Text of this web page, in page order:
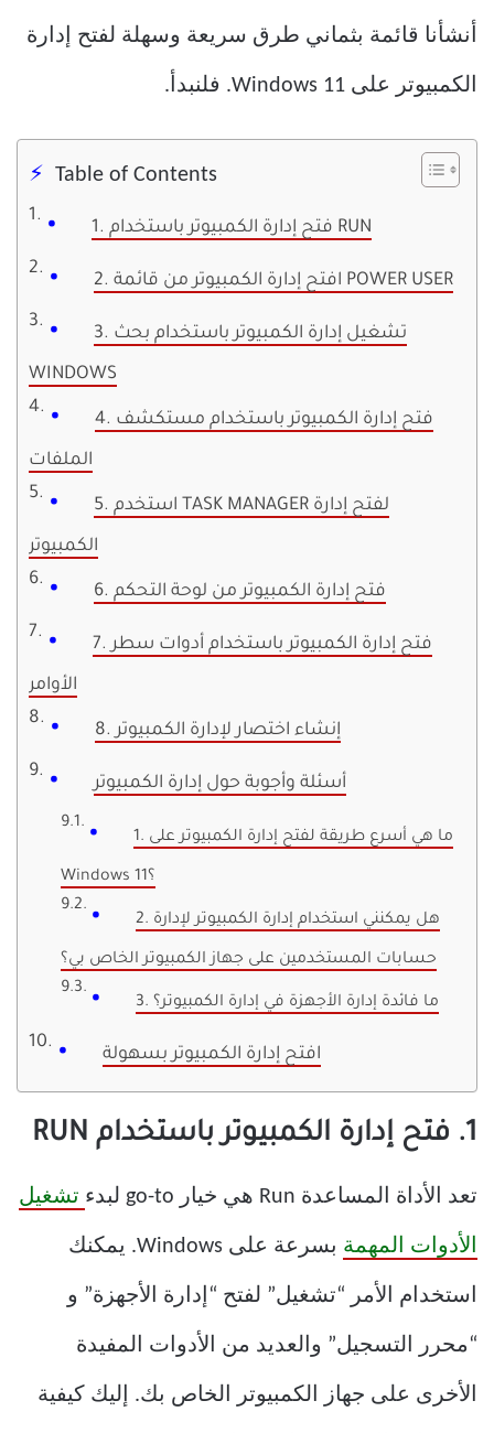
أنشأنا قائمة بثماني طرق سريعة وسهلة لفتح إدارة
الكمبيوتر على Windows 11. فلنبدأ.
Table of Contents
1. فتح إدارة الكمبيوتر باستخدام RUN
2. افتح إدارة الكمبيوتر من قائمة POWER USER
3. تشغيل إدارة الكمبيوتر باستخدام بحث
WINDOWS
4. فتح إدارة الكمبيوتر باستخدام مستكشف
الملفات
5. استخدم TASK MANAGER لفتح إدارة
الكمبيوتر
6. فتح إدارة الكمبيوتر من لوحة التحكم
7. فتح إدارة الكمبيوتر باستخدام أدوات سطر
الأوامر
8. إنشاء اختصار لإدارة الكمبيوتر
أسئلة وأجوبة حول إدارة الكمبيوتر
1. ما هي أسرع طريقة لفتح إدارة الكمبيوتر على
Windows 11؟
2. هل يمكنني استخدام إدارة الكمبيوتر لإدارة
حسابات المستخدمين على جهاز الكمبيوتر الخاص بي؟
3. ما فائدة إدارة الأجهزة في إدارة الكمبيوتر؟
افتح إدارة الكمبيوتر بسهولة
1. فتح إدارة الكمبيوتر باستخدام RUN
تعد الأداة المساعدة Run هي خيار go-to لبدء تشغيل
الأدوات المهمة بسرعة على Windows. يمكنك
استخدام الأمر “تشغيل” لفتح “إدارة الأجهزة” و
“محرر التسجيل” والعديد من الأدوات المفيدة
الأخرى على جهاز الكمبيوتر الخاص بك. إليك كيفية